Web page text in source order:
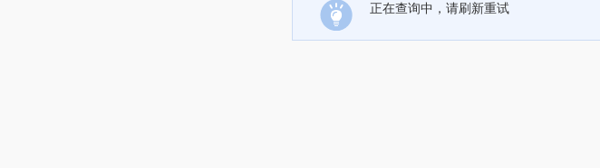
正在查询中，请刷新重试